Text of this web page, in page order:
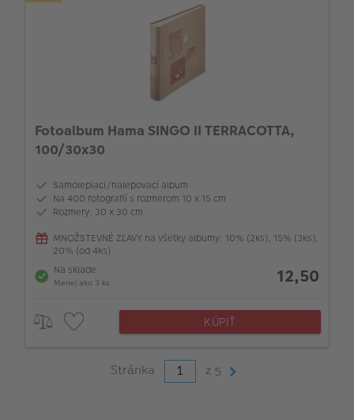
Fotoalbum Hama SINGO II TERRACOTTA,
100/30x30
Samolepiaci/nalepovací album
Na 400 fotografií s rozmerom 10 x 15 cm
Rozmery: 30 x 30 cm
MNOŽSTEVNÉ ZĽAVY na všetky albumy: 10% (2ks), 15% (3ks),
20% (od 4ks)
Na sklade
Menej ako 3 ks 12,50
KÚPIŤ
Stránka z 5